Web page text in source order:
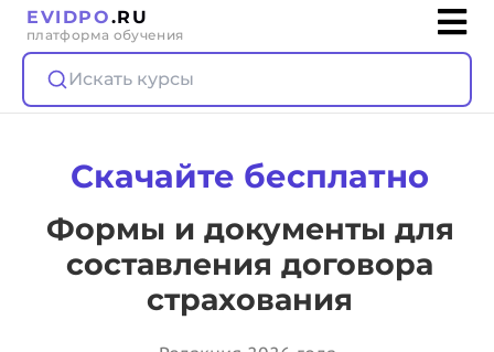
EVIDPO.RU
платформа обучения
Искать курсы
Скачайте бесплатно
Формы и документы для
составления договора
страхования